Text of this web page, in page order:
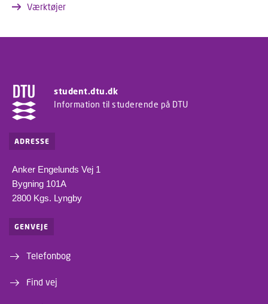
Værktøjer
student.dtu.dk
Information til studerende på DTU
ADRESSE
Anker Engelunds Vej 1
Bygning 101A
2800 Kgs. Lyngby
GENVEJE
Telefonbog
Find vej